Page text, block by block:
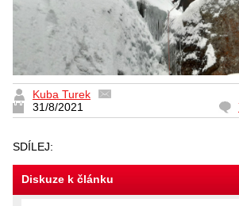
Kuba Turek
31/8/2021
SDÍLEJ:
Diskuze k článku